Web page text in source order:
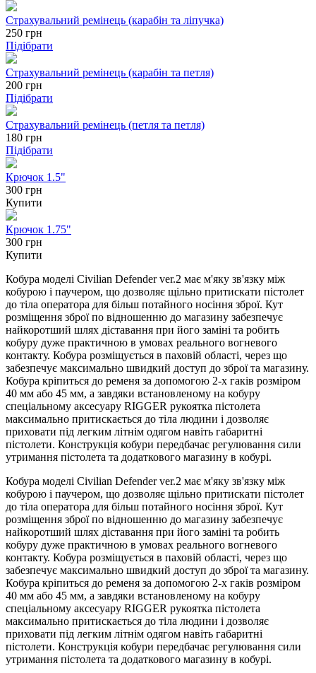
Страхувальний ремінець (карабін та ліпучка)
250 грн
Підібрати
Страхувальний ремінець (карабін та петля)
200 грн
Підібрати
Страхувальний ремінець (петля та петля)
180 грн
Підібрати
Крючок 1.5"
300 грн
Купити
Крючок 1.75"
300 грн
Купити
Кобура моделі Civilian Defender ver.2 має м'яку зв'язку між
кобурою і паучером, що дозволяє щільно притискати пістолет
до тіла оператора для більш потайного носіння зброї. Кут
розміщення зброї по відношенню до магазину забезпечує
найкоротший шлях діставання при його заміні та робить
кобуру дуже практичною в умовах реального вогневого
контакту. Кобура розміщується в паховій області, через що
забезпечує максимально швидкий доступ до зброї та магазину.
Кобура кріпиться до ременя за допомогою 2-х гаків розміром
40 мм або 45 мм, а завдяки встановленому на кобуру
спеціальному аксесуару RIGGER рукоятка пістолета
максимально притискається до тіла людини і дозволяє
приховати під легким літнім одягом навіть габаритні
пістолети. Конструкція кобури передбачає регулювання сили
утримання пістолета та додаткового магазину в кобурі.
Кобура моделі Civilian Defender ver.2 має м'яку зв'язку між
кобурою і паучером, що дозволяє щільно притискати пістолет
до тіла оператора для більш потайного носіння зброї. Кут
розміщення зброї по відношенню до магазину забезпечує
найкоротший шлях діставання при його заміні та робить
кобуру дуже практичною в умовах реального вогневого
контакту. Кобура розміщується в паховій області, через що
забезпечує максимально швидкий доступ до зброї та магазину.
Кобура кріпиться до ременя за допомогою 2-х гаків розміром
40 мм або 45 мм, а завдяки встановленому на кобуру
спеціальному аксесуару RIGGER рукоятка пістолета
максимально притискається до тіла людини і дозволяє
приховати під легким літнім одягом навіть габаритні
пістолети. Конструкція кобури передбачає регулювання сили
утримання пістолета та додаткового магазину в кобурі.